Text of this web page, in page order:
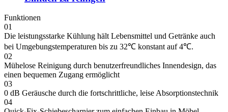
Funktionen
01
Die leistungsstarke Kühlung hält Lebensmittel und Getränke auch
bei Umgebungstemperaturen bis zu 32℃ konstant auf 4℃.
02
Mühelose Reinigung durch benutzerfreundliches Innendesign, das
einen bequemen Zugang ermöglicht
03
0 dB Geräusche durch die fortschrittliche, leise Absorptionstechnik
04